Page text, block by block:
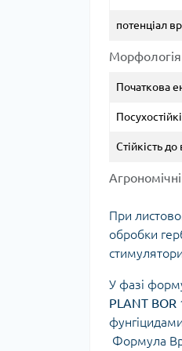
Морфологія
потенціал
Початкова
Стійкість
При
обробки
У фазі
PLANT BOR
Формула